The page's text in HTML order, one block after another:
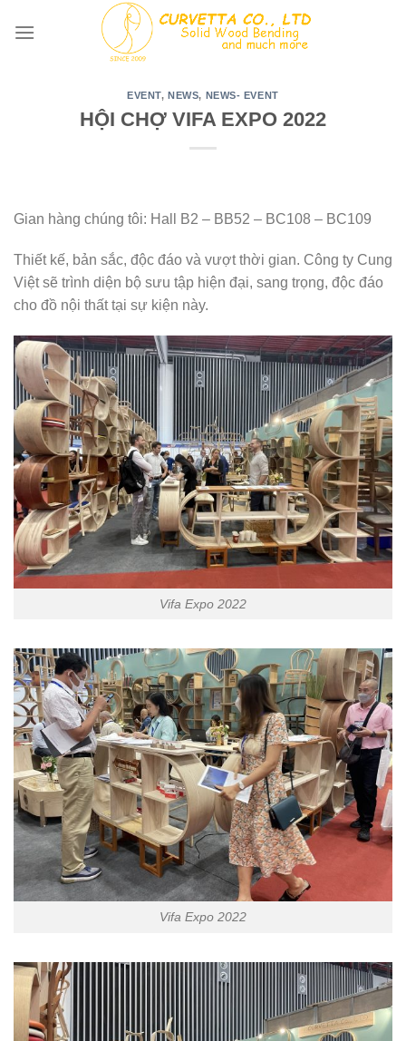
EVENT,NEWS, NEWS- EVENT
HỘI CHỢ VIFA EXPO 2022
Gian hàng chúng tôi: Hall B2 – BB52 – BC108 – BC109
Thiết kế, bản sắc, độc đáo và vượt thời gian. Công ty Cung
Việt sẽ trình diện bộ sưu tập hiện đại, sang trọng, độc đáo
cho đồ nội thất tại sự kiện này.
Vifa Expo 2022
Vifa Expo 2022